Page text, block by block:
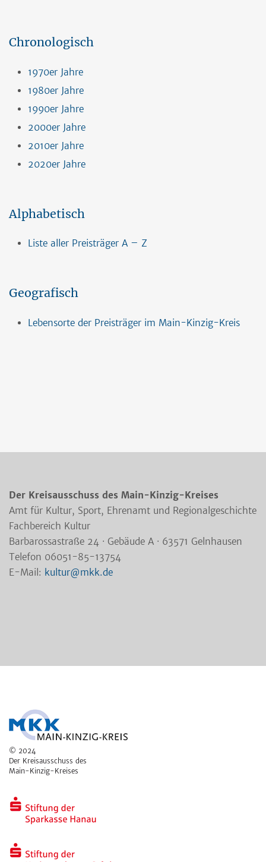
Chronologisch
1970er Jahre
1980er Jahre
1990er Jahre
2000er Jahre
2010er Jahre
2020er Jahre
Alphabetisch
Liste aller Preisträger A – Z
Geografisch
Lebensorte der Preisträger im Main-Kinzig-Kreis
Der Kreisausschuss des Main-Kinzig-Kreises
Amt für Kultur, Sport, Ehrenamt und Regionalgeschichte
Fachbereich Kultur
Barbarossastraße 24 · Gebäude A · 63571 Gelnhausen
Telefon 06051-85-13754
E-Mail: kultur@mkk.de
© 2024
Der Kreisausschuss des
Main-Kinzig-Kreises